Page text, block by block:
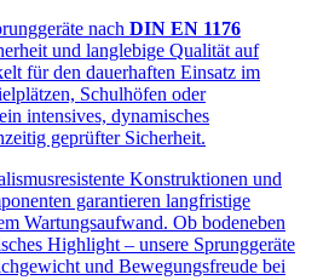
nach DIN EN 1176
und langlebige Qualität auf
für den dauerhaften Einsatz im
Schulhöfen oder
intensives, dynamisches
geprüfter Sicherheit.
Konstruktionen und
garantieren langfristige
Wartungsaufwand. Ob bodeneben
Highlight – unsere Sprunggeräte
und Bewegungsfreude bei